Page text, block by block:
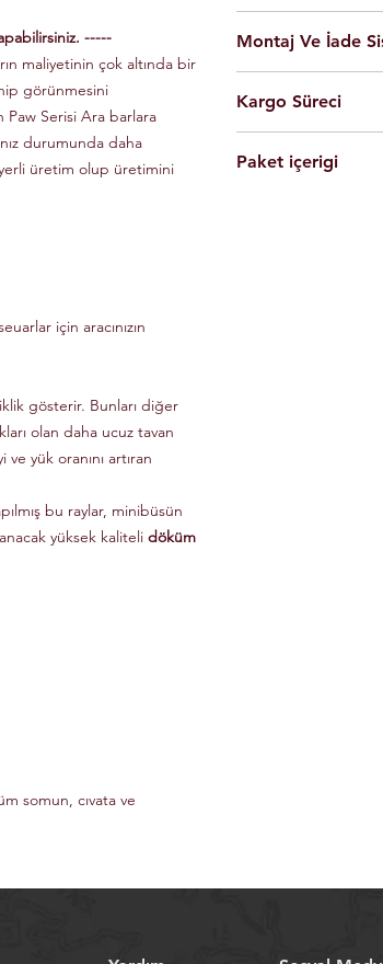
-----
maliyetinin çok altında bir
görünmesini
Paw Serisi Ara barlara
durumunda daha
üretim olup üretimini
için aracınızın
gösterir. Bunları diğer
olan daha ucuz tavan
ve yük oranını artıran
bu raylar, minibüsün
yüksek kaliteli döküm
somun, cıvata ve
Kolay montaj.
Talimatlar ve
Siyah Ve Gri Renk
Döküm
Yerli üretim.
80 KG yük
Montaj Ve İade
olarak
Ürünleri son
yapabilmesi için
Tüm ürünlerde
Kargo Süreci
Saat 14'ekadar
Paket içerigi